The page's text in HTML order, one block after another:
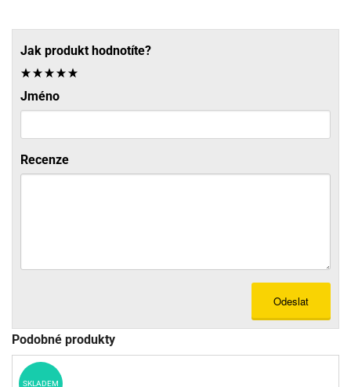
Jak produkt hodnotíte?
Jméno
Recenze
Odeslat
Podobné produkty
SKLADEM